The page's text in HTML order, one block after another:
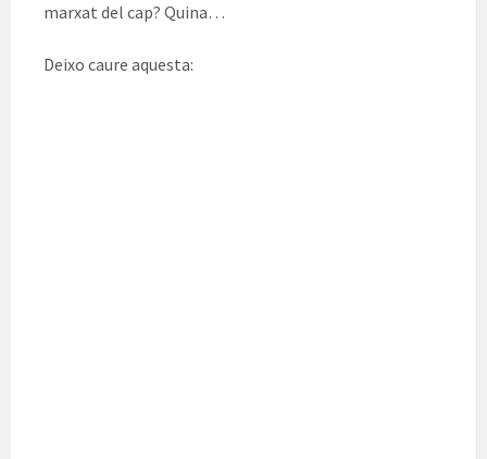
marxat del cap? Quina…
Deixo caure aquesta: